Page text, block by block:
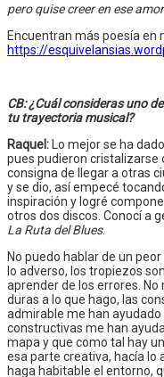
pero quise creer en ese
Encuentran más poesía en
https://
CB: ¿Cuál consideras uno
tu trayectoria musical?
Raquel:Lo mejor se ha
pues pudieron cristalizarse
consigna de llegar a otras
y se dio, así empecé
inspiración y logré
otros dos discos. Conocí a
La Ruta del Blues.
No puedo hablar de un
lo adverso, los tropiezos
aprender de los errores.
duras a lo que hago, las
admirable me han ayudado
constructivas me han
mapa y que como tal hay
esa parte creativa, hacía lo
haga habitable el entorno,